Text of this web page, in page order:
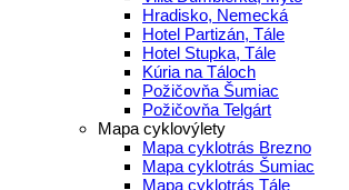
Hradisko, Nemecká
Hotel Partizán, Tále
Hotel Stupka, Tále
Kúria na Táloch
Požičovňa Šumiac
Požičovňa Telgárt
Mapa cyklovýlety
Mapa cyklotrás Brezno
Mapa cyklotrás Šumiac
Mapa cyklotrás Tále